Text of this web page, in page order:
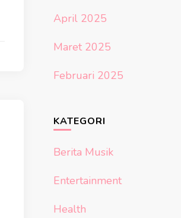
April 2025
Maret 2025
Februari 2025
KATEGORI
Berita Musik
Entertainment
Health